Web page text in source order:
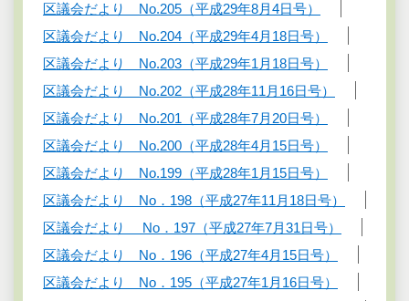
区議会だより No.205（平成29年8月4日号）
区議会だより No.204（平成29年4月18日号）
区議会だより No.203（平成29年1月18日号）
区議会だより No.202（平成28年11月16日号）
区議会だより No.201（平成28年7月20日号）
区議会だより No.200（平成28年4月15日号）
区議会だより No.199（平成28年1月15日号）
区議会だより No．198（平成27年11月18日号）
区議会だより No．197（平成27年7月31日号）
区議会だより No．196（平成27年4月15日号）
区議会だより No．195（平成27年1月16日号）